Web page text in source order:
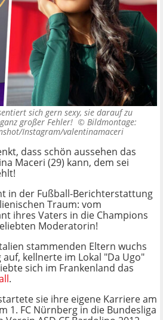
sich gern sexy, sie darauf zu
großer Fehler! © Bildmontage:
Instagram/valentinamaceri
dass schön aussehen das
Maceri (29) kann, dem sei
in der Fußball-Berichterstattung
Traum: vom
ihres Vaters in die Champions
Moderatorin!
stammenden Eltern wuchs
kellnerte im Lokal "Da Ugo"
sich im Frankenland das
.
sie ihre eigene Karriere am
1. FC Nürnberg in die Bundesliga